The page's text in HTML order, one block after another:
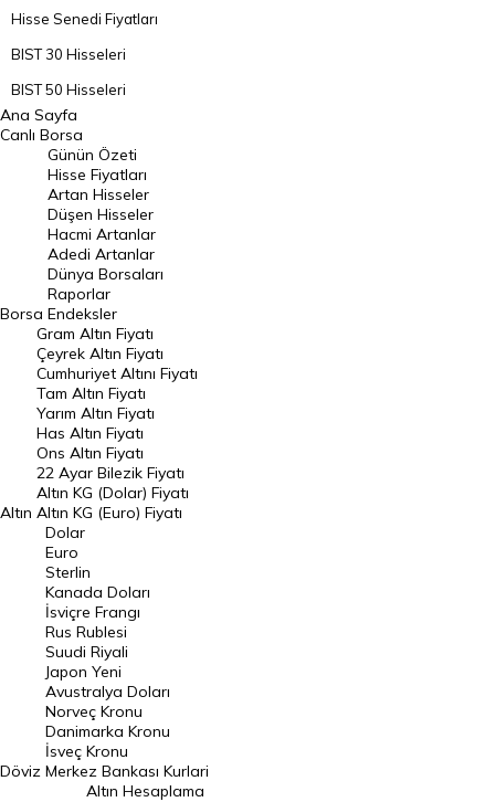
Hisse Senedi Fiyatları
BIST 30 Hisseleri
BIST 50 Hisseleri
BIST 100 Hisseleri
En Çok Artan Hisseler
En Çok Düşen Hisseler
Hacmi Artanlar
Geçmiş Kapanışlar
Dünya Borsaları
Raporlar
Endeksler
DÖVİZ
Döviz Kuru
Dolar Kuru
Euro Kuru
Pound Kuru
Frank Kuru
Riyal Kuru
Avustralya Doları
Danimarka Kronu Kuru
Kanada Doları Kuru
Norveç Kronu Kuru
Ana Sayfa
Canlı Borsa
Borsa
Günün Özeti
Hisse Fiyatları
Artan Hisseler
Düşen Hisseler
Hacmi Artanlar
Adedi Artanlar
Dünya Borsaları
Raporlar
Endeksler
Altın
Gram Altın Fiyatı
Çeyrek Altın Fiyatı
Cumhuriyet Altını Fiyatı
Tam Altın Fiyatı
Yarım Altın Fiyatı
Has Altın Fiyatı
Ons Altın Fiyatı
22 Ayar Bilezik Fiyatı
Altın KG (Dolar) Fiyatı
Altın KG (Euro) Fiyatı
Döviz
Dolar
Euro
Sterlin
Kanada Doları
İsviçre Frangı
Rus Rublesi
Suudi Riyali
Japon Yeni
Avustralya Doları
Norveç Kronu
Danimarka Kronu
İsveç Kronu
Merkez Bankası Kurlari
Altın Hesaplama